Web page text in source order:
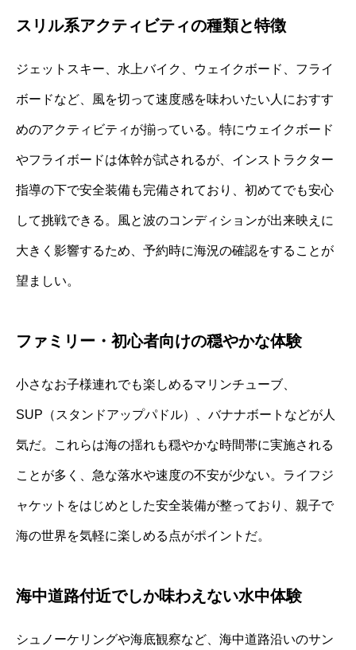
スリル系アクティビティの種類と特徴
ジェットスキー、水上バイク、ウェイクボード、フライ
ボードなど、風を切って速度感を味わいたい人におすす
めのアクティビティが揃っている。特にウェイクボード
やフライボードは体幹が試されるが、インストラクター
指導の下で安全装備も完備されており、初めてでも安心
して挑戦できる。風と波のコンディションが出来映えに
大きく影響するため、予約時に海況の確認をすることが
望ましい。
ファミリー・初心者向けの穏やかな体験
小さなお子様連れでも楽しめるマリンチューブ、
SUP（スタンドアップパドル）、バナナボートなどが人
気だ。これらは海の揺れも穏やかな時間帯に実施される
ことが多く、急な落水や速度の不安が少ない。ライフジ
ャケットをはじめとした安全装備が整っており、親子で
海の世界を気軽に楽しめる点がポイントだ。
海中道路付近でしか味わえない水中体験
シュノーケリングや海底観察など、海中道路沿いのサン